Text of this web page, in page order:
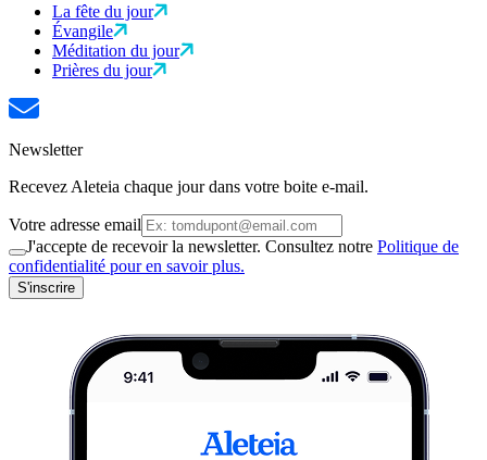
La fête du jour
Évangile
Méditation du jour
Prières du jour
Newsletter
Recevez Aleteia chaque jour dans votre boite e-mail.
Votre adresse email
J'accepte de recevoir la newsletter. Consultez notre Politique de
confidentialité pour en savoir plus.
S'inscrire